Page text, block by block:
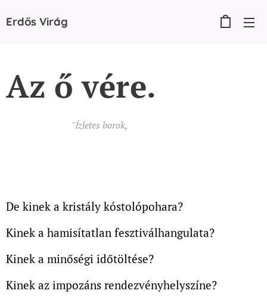
Erdős Virág
Az ő vére.
"Ízletes borok,
De kinek a kristály kóstolópohara?
Kinek a hamisítatlan fesztiválhangulata?
Kinek a minőségi időtöltése?
Kinek az impozáns rendezvényhelyszíne?